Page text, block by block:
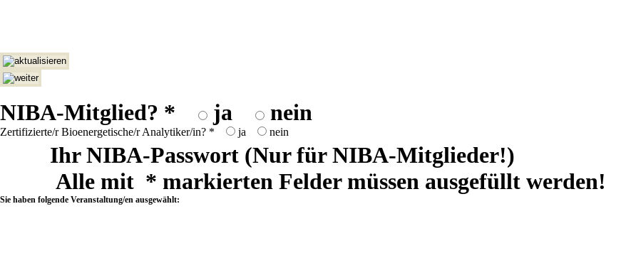
NIBA-Mitglied? * ja nein
Zertifizierte/r Bioenergetische/r Analytiker/in? * ja nein
Ihr NIBA-Passwort (Nur für NIBA-Mitglieder!)
Alle mit * markierten Felder müssen ausgefüllt werden!
Sie haben folgende Veranstaltung/en ausgewählt: